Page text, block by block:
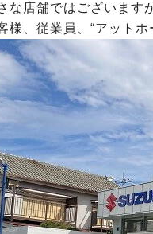
な店舗ではございます
様、従業員、“アットホ